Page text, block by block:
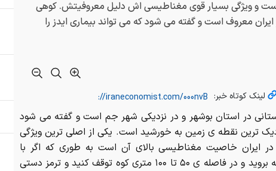
و ویژگی بسیار قوی مغناطیسی اش دلیل معروفیتش. کوهی
معروف است و گفته می شود که می تواند بیماری ایدز را
لینک کوتاه خبر:
در استان بوشهر و در نزدیکی شهر جم است و گفته می شود
ترین نقطه ی زمین به خورشید است. یکی از اصلی ترین ویژگی
ایران خاصیت مغناطیسی بالای آن است به طوری که اگر با
ماشین به این منطقه بروید و در فاصله ی ۵۰ تا ۱۰۰ متری کوه توقف کنید و ترمز دستی